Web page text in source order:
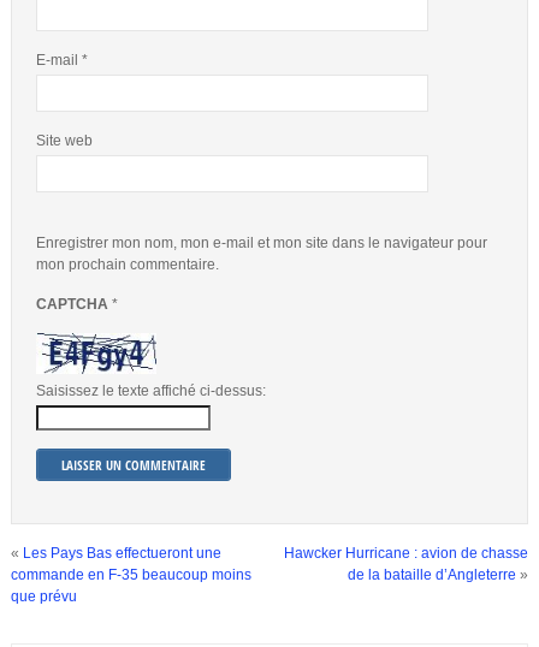
E-mail *
Site web
Enregistrer mon nom, mon e-mail et mon site dans le navigateur pour
mon prochain commentaire.
CAPTCHA *
Saisissez le texte affiché ci-dessus:
« Les Pays Bas effectueront une
commande en F-35 beaucoup moins
que prévu
Hawcker Hurricane : avion de chasse
de la bataille d’Angleterre »